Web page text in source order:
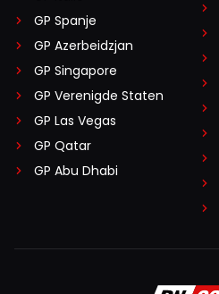
GP Spanje
GP Azerbeidzjan
GP Singapore
GP Verenigde Staten
GP Las Vegas
GP Qatar
GP Abu Dhabi